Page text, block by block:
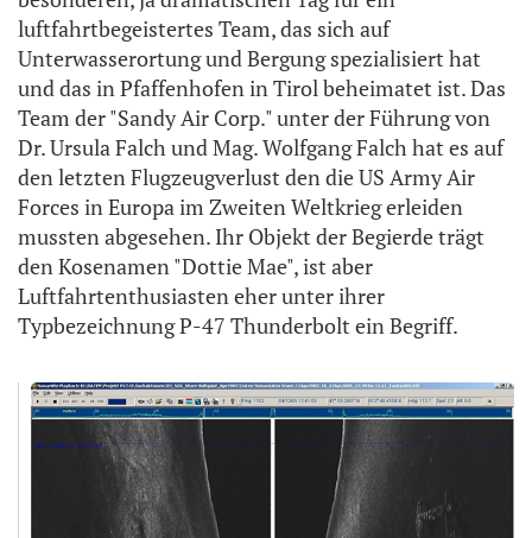
luftfahrtbegeistertes Team, das sich auf
Unterwasserortung und Bergung spezialisiert hat
und das in Pfaffenhofen in Tirol beheimatet ist. Das
Team der "Sandy Air Corp." unter der Führung von
Dr. Ursula Falch und Mag. Wolfgang Falch hat es auf
den letzten Flugzeugverlust den die US Army Air
Forces in Europa im Zweiten Weltkrieg erleiden
mussten abgesehen. Ihr Objekt der Begierde trägt
den Kosenamen "Dottie Mae", ist aber
Luftfahrtenthusiasten eher unter ihrer
Typbezeichnung P-47 Thunderbolt ein Begriff.